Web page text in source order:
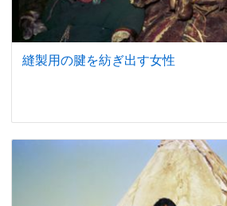
縫製用の腱を紡ぎ出す女性